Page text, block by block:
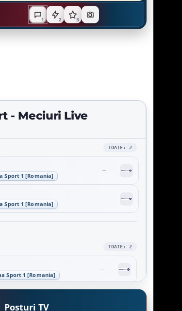
1 2 3
- Meciuri Live
TOATE: 2
Sport 1 [Romania]
–
Sport 1 [Romania]
–
TOATE: 2
Sport 1 [Romania]
–
Posturi TV